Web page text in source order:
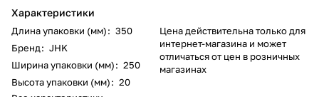
Характеристики
Длина упаковки (мм): 350
Бренд: JHK
Ширина упаковки (мм): 250
Высота упаковки (мм): 20
Цена действительна только для
интернет-магазина и может
отличаться от цен в розничных
магазинах